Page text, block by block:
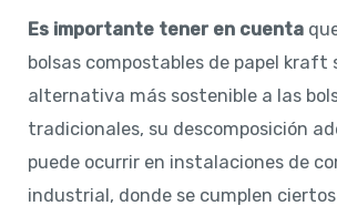
Es importante tener en cuenta
bolsas compostables de papel kraft
alternativa más sostenible a las
tradicionales, su descomposición
puede ocurrir en instalaciones de
industrial, donde se cumplen